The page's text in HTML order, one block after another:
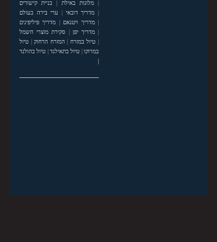
|מלונות באילת | בניית קישורים
| מדריך דובאי | ערי בירה בעולם
|מדריך ויטנאם | מדריך פיליפינים
|מדריך יפן | סקירת מוצרי חשמל
| טיול במזרח | המזרח הרחוק| טיול
במרוקו| טיול בתאילנד| טיול בהולנד
|